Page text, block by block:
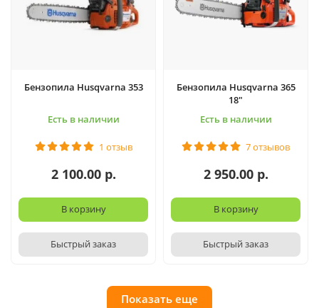
Бензопила Husqvarna 353
Есть в наличии
1 отзыв
2 100.00 р.
В корзину
Быстрый заказ
Бензопила Husqvarna 365
18"
Есть в наличии
7 отзывов
2 950.00 р.
В корзину
Быстрый заказ
Показать еще